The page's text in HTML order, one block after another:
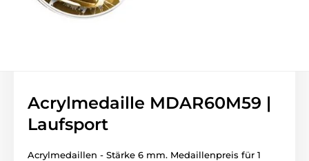
Acrylmedaille MDAR60M59 |
Laufsport
Acrylmedaillen - Stärke 6 mm. Medaillenpreis für 1